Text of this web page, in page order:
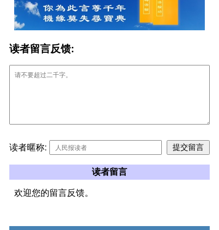
读者留言反馈:
读者暱称:
读者留言
欢迎您的留言反馈。